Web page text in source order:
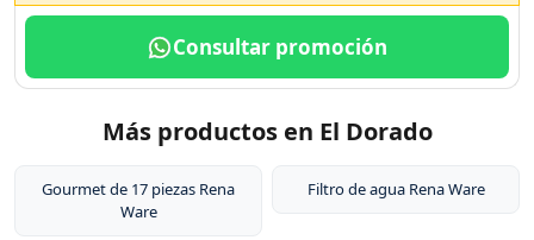
Consultar promoción
Más productos en El Dorado
Gourmet de 17 piezas Rena
Ware
Filtro de agua Rena Ware